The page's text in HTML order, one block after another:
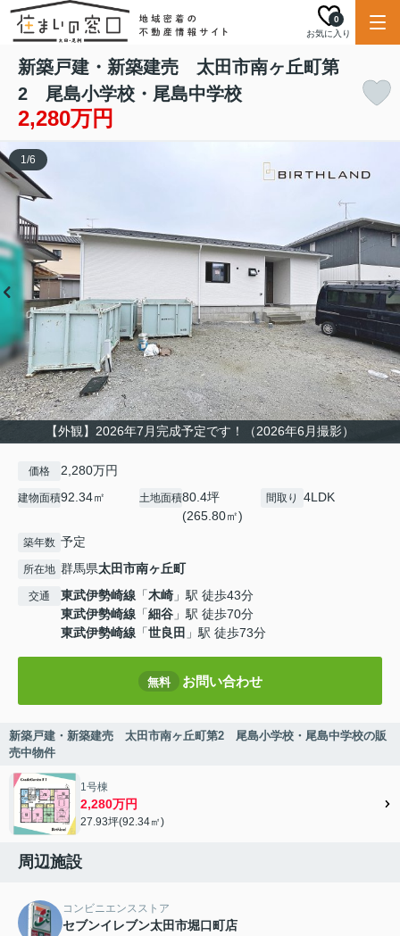
お気に入り
0
新築戸建・新築建売 太田市南ヶ丘町第
2 尾島小学校・尾島中学校
2,280万円
【外観】2026年7月完成予定です！（2026年6月撮影）
1/6
価格 2,280万円
建物面積92.34㎡ 土地面積80.4坪
(265.80㎡)
間取り 4LDK
築年数 予定
所在地 群馬県太田市南ヶ丘町
交通 東武伊勢崎線 「木崎 」駅 徒歩43分
東武伊勢崎線 「細谷 」駅 徒歩70分
東武伊勢崎線 「世良田 」駅 徒歩73分
無料 お問い合わせ
新築戸建・新築建売 太田市南ヶ丘町第2 尾島小学校・尾島中学校の販
売中物件
1号棟
2,280万円
27.93坪(92.34㎡)
周辺施設
コンビニエンスストア
セブンイレブン太田市堀口町店